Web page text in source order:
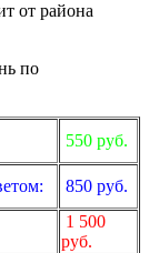
от района
по
550 руб.
850 руб.
1 500
руб.